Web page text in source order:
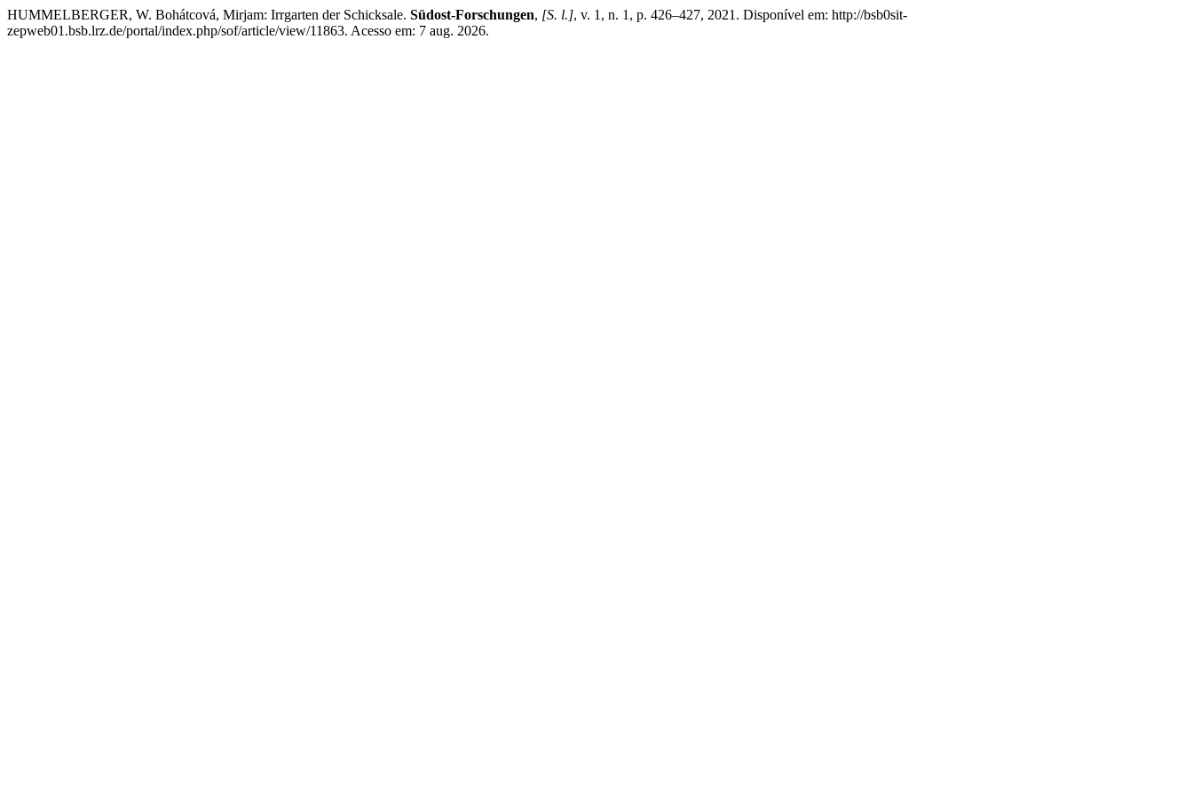
HUMMELBERGER, W. Bohátcová, Mirjam: Irrgarten der Schicksale. Südost-Forschungen, [S. l.], v. 1, n. 1, p. 426–427, 2021. Disponível em: http://bsb0sit-
zepweb01.bsb.lrz.de/portal/index.php/sof/article/view/11863. Acesso em: 7 aug. 2026.